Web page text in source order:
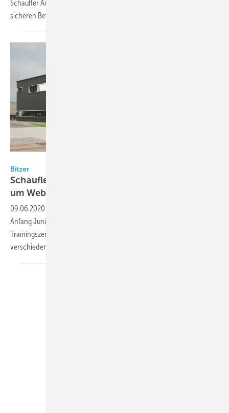
Schaufler Academy ermöglicht der Gymnasiast Florian Stupp den
sicheren Betrieb von Kühlanlagen in
Bitzer
Schaufler Academy erweitert Seminarangebot
um Webinare
09.06.2020
Anfang Juni bietet das internationale Schulungs- und
Trainingszentrum der Bitzer Gruppe Interessierten auch Webinare zu
verschiedensten Themen rund um die Kälte- und Klimatechnik